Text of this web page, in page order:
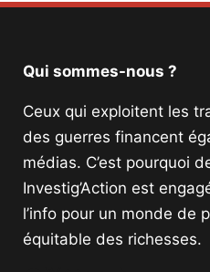
Qui sommes-nous ?
Ceux qui exploitent les
des guerres financent
médias. C’est pourquoi
Investig’Action est
l’info pour un monde de
équitable des richesses.